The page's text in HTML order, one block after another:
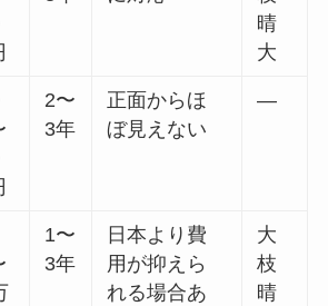
晴
大
2〜
3年
正面からほ
ぼ見えない
―
1〜
3年
日本より費
用が抑えら
れる場合あ
大
枝
晴